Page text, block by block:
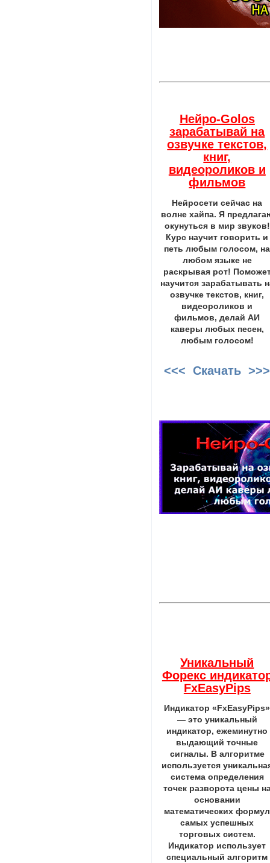
Нейро-Golos
зарабатывай на
озвучке текстов,
книг,
видеороликов и
фильмов
Нейросети сейчас на
волне хайпа. Я
окунуться в мир звуков!
Курс научит говорить и
петь любым голосом, на
любом языке не
раскрывая рот!
научится зарабатывать
озвучке текстов, книг,
видеороликов и
фильмов, делай АИ
каверы любых песен,
любым голосом!
<<< Скачать >>>
Уникальный
Форекс
FxEasyPips
Индикатор «FxEasyPips»
— это уникальный
индикатор, ежеминутно
выдающий точные
сигналы. В алгоритме
используется
система определения
точек разворота цены
основании
математических формул
самых успешных
торговых систем.
Индикатор использует
специальный алгоритм